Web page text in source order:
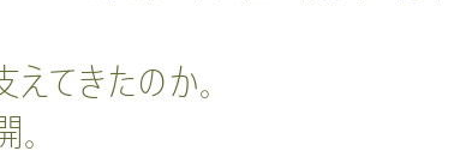
えてきたのか。